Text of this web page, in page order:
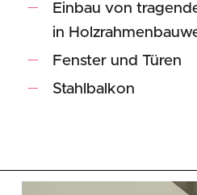
Einbau von
in
Fenster und Türen
Stahlbalkon